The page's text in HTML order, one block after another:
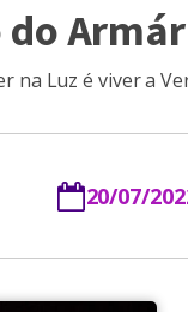
do
Luz é viver a
20/07/